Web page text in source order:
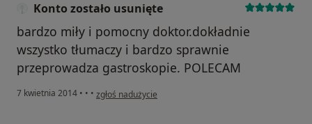
Konto zostało usunięte
bardzo miły i pomocny doktor.dokładnie
wszystko tłumaczy i bardzo sprawnie
przeprowadza gastroskopie. POLECAM
7 kwietnia 2014 • • • w opinii użytkownika Konto zostało usunięte
zgłoś nadużycie